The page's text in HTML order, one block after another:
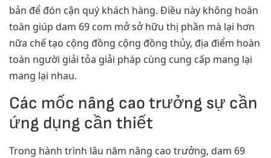
bản để đón cận quý khách hàng. Điều này không hoàn
toàn giúp dam 69 com mở sở hữu thị phần mà lại hơn
nữa chế tạo cộng đồng cộng đồng thủy, địa điểm hoàn
toàn người giải tỏa giải pháp cùng cung cấp mang lại
mang lại nhau.
Các mốc nâng cao trưởng sự cần
ứng dụng cần thiết
Trong hành trình lâu năm nâng cao trưởng, dam 69